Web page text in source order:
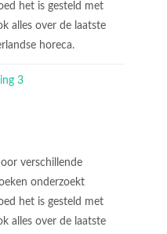
het is gesteld met
alles over de laatste
horeca.
verschillende
onderzoekt
het is gesteld met
alles over de laatste